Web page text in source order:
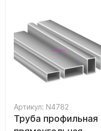
Артикул: N4782
Труба профильная